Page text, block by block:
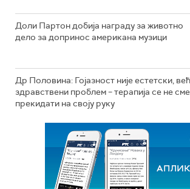
Доли Партон добија награду за животно
дело за допринос американа музици
Др Половина: Гојазност није естетски, већ
здравствени проблем – терапија се не сме
прекидати на своју руку